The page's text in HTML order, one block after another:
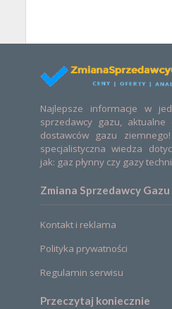
Najlepsze informacje w
sprzedawcy gazu,
dostawców gazu
specjalistyczna wiedza
jak: gaz płynny czy gazy
Zmiana Sprzedawcy Gazu
Kontakt i reklama
Polityka prywatności
Regulamin serwisu
Przeczytaj koniecznie